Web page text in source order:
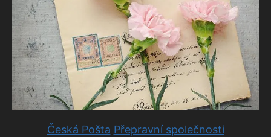
Česká Pošta Přepravní společnosti